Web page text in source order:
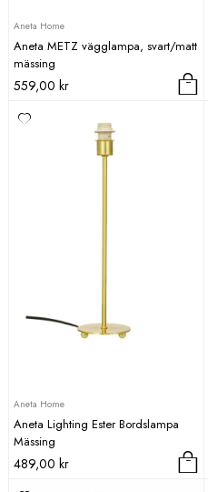
Aneta Home
Aneta METZ vägglampa, svart/matt
mässing
559,00 kr
Aneta Home
Aneta Lighting Ester Bordslampa
Mässing
489,00 kr